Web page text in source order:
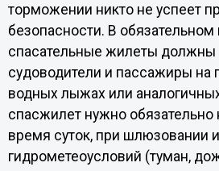
торможении никто не успеет
безопасности. В
спасательные жилеты должны
судоводители и пассажиры на
водных лыжах или
спасжилет нужно обязательно
время суток, при шлюзовании
гидрометеоусловий (туман,